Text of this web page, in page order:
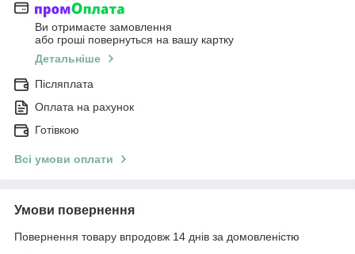
Ви отримаєте замовлення
або гроші повернуться на вашу картку
Детальніше
Післяплата
Оплата на рахунок
Готівкою
Всі умови оплати
Умови повернення
Повернення товару впродовж 14 днів за домовленістю